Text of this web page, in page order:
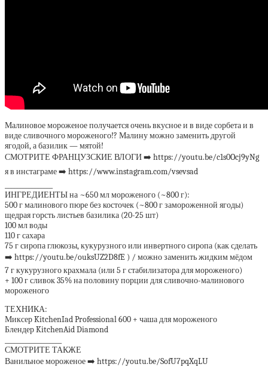
Малиновое мороженое получается очень вкусное и в виде сорбета и в
виде сливочного мороженого!? Малину можно заменить другой
ягодой, а базилик — мятой!
СМОТРИТЕ ФРАНЦУЗСКИЕ ВЛОГИ ➡️ https://youtu.be/c1s0Ocj9yNg
я в инстаграме ➡️ https://www.instagram.com/vsevsad
ИНГРЕДИЕНТЫ на ~650 мл мороженого (~800 г):
500 г малинового пюре без косточек (~800 г замороженной ягоды)
щедрая горсть листьев базилика (20-25 шт)
100 мл воды
110 г сахара
75 г сиропа глюкозы, кукурузного или инвертного сиропа (как сделать
➡️ https://youtu.be/ouksUZ2D8fE ) / можно заменить жидким мёдом
7 г кукурузного крахмала (или 5 г стабилизатора для мороженого)
+ 100 г сливок 35% на половину порции для сливочно-малинового
мороженого
ТЕХНИКА:
Миксер KitchenIad Professional 600 + чаша для мороженого
Блендер KitchenAid Diamond
СМОТРИТЕ ТАКЖЕ
Ванильное мороженое ➡️ https://youtu.be/SofU7pqXqLU